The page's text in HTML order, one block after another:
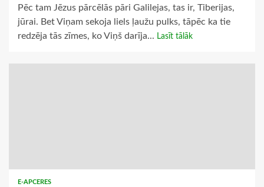
Pēc tam Jēzus pārcēlās pāri Galilejas, tas ir, Tiberijas,
jūrai. Bet Viņam sekoja liels ļaužu pulks, tāpēc ka tie
redzēja tās zīmes, ko Viņš darīja... Lasīt tālāk
E-APCERES